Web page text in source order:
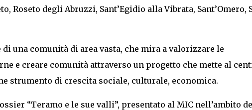
Roseto degli Abruzzi, Sant’Egidio alla Vibrata, Sant’Omero,
una comunità di area vasta, che mira a valorizzare le
e creare comunità attraverso un progetto che mette al
strumento di crescita sociale, culturale, economica.
“Teramo e le sue valli”, presentato al MIC nell’ambito